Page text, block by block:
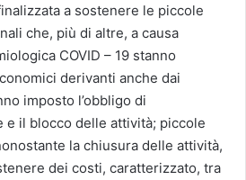
a sostenere le piccole
che, più di altre, a causa
COVID – 19 stanno
derivanti anche dai
imposto l’obbligo di
e il blocco delle attività; piccole
la chiusura delle attività,
dei costi, caratterizzato, tra